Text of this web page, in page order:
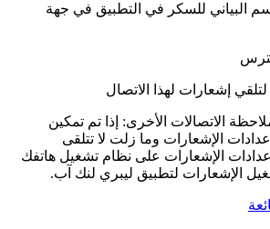
البياني للسكر في التطبيق في جهة
الخطوات 1-3 لملاحظة الاتصالات الأخرى: إذا تم تمكين
الإشعارات وما زلت لا تتلقى
الإشعارات على نظام تشغيل هاتفك
الإشعارات لتطبيق ليبري لنك آب.